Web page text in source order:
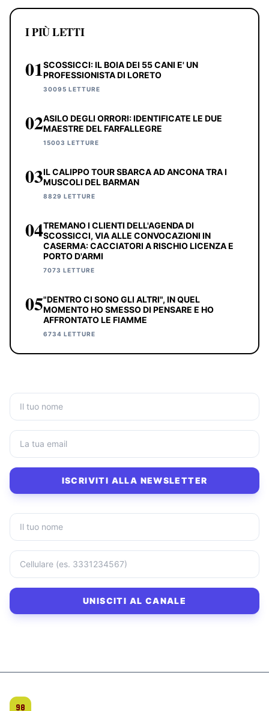
I PIÙ LETTI
01SCOSSICCI: IL BOIA DEI 55 CANI E' UN
PROFESSIONISTA DI LORETO
30095 LETTURE
02ASILO DEGLI ORRORI: IDENTIFICATE LE DUE
MAESTRE DEL FARFALLEGRE
15003 LETTURE
03IL CALIPPO TOUR SBARCA AD ANCONA TRA I
MUSCOLI DEL BARMAN
8829 LETTURE
04TREMANO I CLIENTI DELL'AGENDA DI
SCOSSICCI, VIA ALLE CONVOCAZIONI IN
CASERMA: CACCIATORI A RISCHIO LICENZA E
PORTO D'ARMI
7073 LETTURE
05"DENTRO CI SONO GLI ALTRI", IN QUEL
MOMENTO HO SMESSO DI PENSARE E HO
AFFRONTATO LE FIAMME
6734 LETTURE
ISCRIVITI ALLA NEWSLETTER
UNISCITI AL CANALE